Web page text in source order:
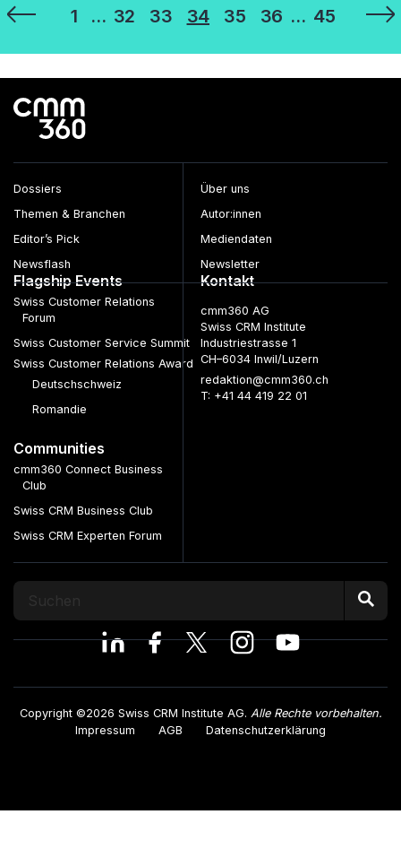
Seitennummerierung
der
Beiträge
1 … 32 33 34 35 36 … 45
Dossiers
Themen & Branchen
Editor’s Pick
Newsflash
Über uns
Autor:innen
Mediendaten
Newsletter
Flagship Events
Swiss Customer Relations
Forum
Swiss Customer Service Summit
Swiss Customer Relations Award
Deutschschweiz
Romandie
Communities
cmm360 Connect Business
Club
Swiss CRM Business Club
Swiss CRM Experten Forum
Kontakt
cmm360 AG
Swiss CRM Institute
Industriestrasse 1
CH–6034 Inwil/Luzern
redaktion@cmm360.ch
T: +41 44 419 22 01
Copyright ©2026 Swiss CRM Institute AG. Alle Rechte vorbehalten.
Impressum
AGB Datenschutzerklärung